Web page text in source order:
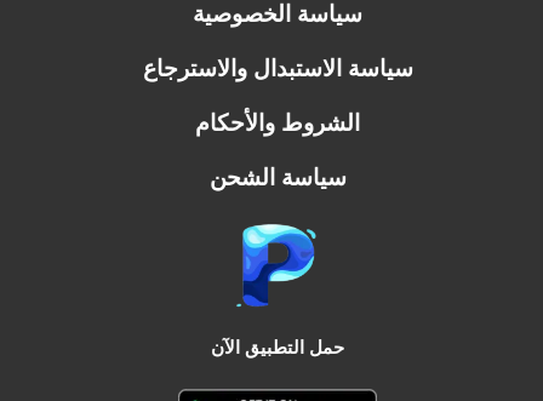
سياسة الخصوصية
سياسة الاستبدال والاسترجاع
الشروط والأحكام
سياسة الشحن
حمل التطبيق الآن